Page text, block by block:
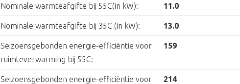
Nominale warmteafgifte bij 55C(in kW): 11.0
Nominale warmteafgifte bij 35C (in kW): 13.0
Seizoensgebonden energie-efficiëntie voor
ruimteverwarming bij 55C:
159
Seizoensgebonden energie-efficiëntie voor
214